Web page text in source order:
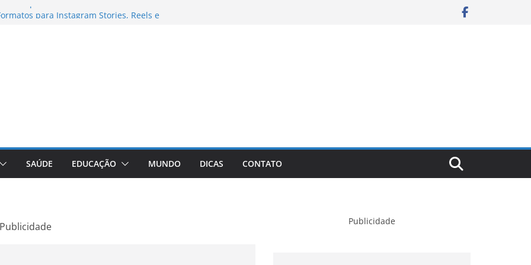
para Trabalho
A Comprehensive Review of the
Loss Pill
SAÚDE EDUCAÇÃO MUNDO DICAS CONTATO
Publicidade Publicidade